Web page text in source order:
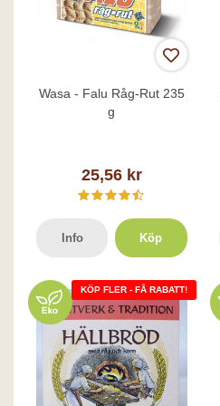
Wasa - Falu Råg-Rut 235
g
25,56 kr
Info Köp
KÖP FLER - FÅ RABATT!